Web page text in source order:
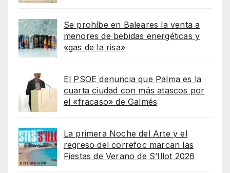
Se prohíbe en Baleares la venta a
menores de bebidas energéticas y
«gas de la risa»
El PSOE denuncia que Palma es la
cuarta ciudad con más atascos por
el «fracaso» de Galmés
La primera Noche del Arte y el
regreso del correfoc marcan las
Fiestas de Verano de S’Illot 2026